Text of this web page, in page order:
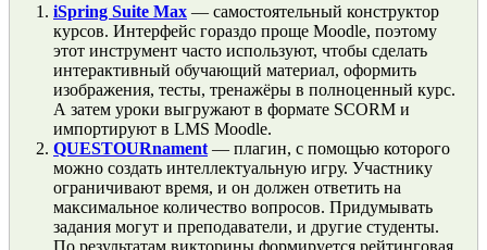
iSpring Suite Max — самостоятельный конструктор
курсов. Интерфейс гораздо проще Moodle, поэтому
этот инструмент часто используют, чтобы сделать
интерактивный обучающий материал, оформить
изображения, тесты, тренажёры в полноценный курс.
А затем уроки выгружают в формате SCORM и
импортируют в LMS Moodle.
QUESTOURnament — плагин, с помощью которого
можно создать интеллектуальную игру. Участнику
ограничивают время, и он должен ответить на
максимальное количество вопросов. Придумывать
задания могут и преподаватели, и другие студенты.
По результатам викторины формируется рейтинговая